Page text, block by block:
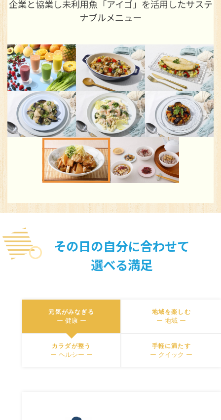
※You will be redirected to Choice Hotel International official
clicking each hotel name.
Rates and the membership program differ from Japanese website.
Global Site
You can see the FAQ as follows.
FAQs
Close
かけて楽しむ、カラダにやさしい一杯
その日の自分に合わせて
選べる満足
元気がみなぎる
ー 健康 ー
地域を楽しむ
ー 地域 ー
カラダが整う
ー ヘルシー ー
手軽に満たす
ー クイック ー